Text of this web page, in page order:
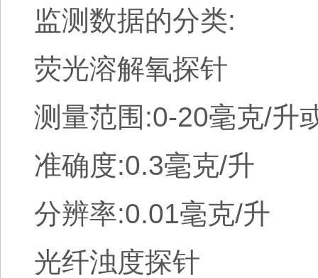
监测数据的分类:
荧光溶解氧探针
测量范围:0-20毫克/升
准确度:0.3毫克/升
分辨率:0.01毫克/升
光纤浊度探针